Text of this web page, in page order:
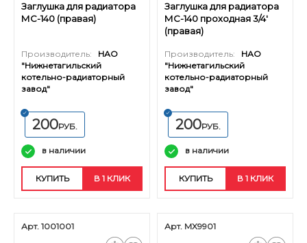
Заглушка для радиатора
МС-140 (правая)
Производитель:
НАО
"Нижнетагильский
котельно-радиаторный
завод"
200РУБ.
в наличии
КУПИТЬ В 1 КЛИК
Заглушка для радиатора
МС-140 проходная 3/4'
(правая)
Производитель:
НАО
"Нижнетагильский
котельно-радиаторный
завод"
200РУБ.
в наличии
КУПИТЬ В 1 КЛИК
Арт. 1001001 Арт. MX9901